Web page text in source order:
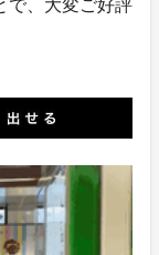
で、大変ご好評